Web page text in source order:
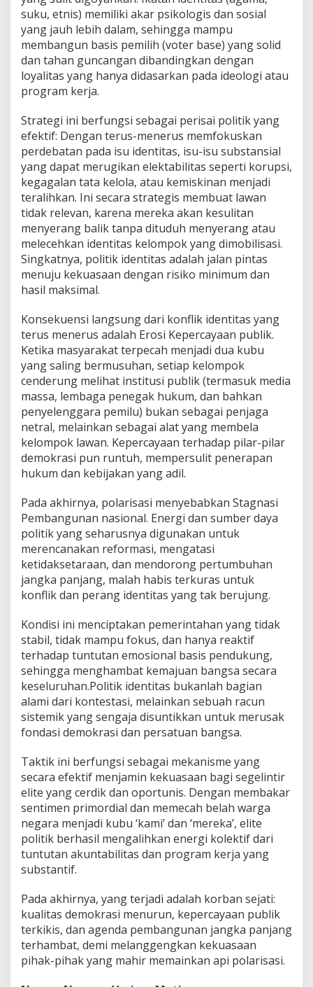
suku, etnis) memiliki akar psikologis dan sosial
yang jauh lebih dalam, sehingga mampu
membangun basis pemilih (voter base) yang solid
dan tahan guncangan dibandingkan dengan
loyalitas yang hanya didasarkan pada ideologi atau
program kerja.
Strategi ini berfungsi sebagai perisai politik yang
efektif: Dengan terus-menerus memfokuskan
perdebatan pada isu identitas, isu-isu substansial
yang dapat merugikan elektabilitas seperti korupsi,
kegagalan tata kelola, atau kemiskinan menjadi
teralihkan. Ini secara strategis membuat lawan
tidak relevan, karena mereka akan kesulitan
menyerang balik tanpa dituduh menyerang atau
melecehkan identitas kelompok yang dimobilisasi.
Singkatnya, politik identitas adalah jalan pintas
menuju kekuasaan dengan risiko minimum dan
hasil maksimal.
Konsekuensi langsung dari konflik identitas yang
terus menerus adalah Erosi Kepercayaan publik.
Ketika masyarakat terpecah menjadi dua kubu
yang saling bermusuhan, setiap kelompok
cenderung melihat institusi publik (termasuk media
massa, lembaga penegak hukum, dan bahkan
penyelenggara pemilu) bukan sebagai penjaga
netral, melainkan sebagai alat yang membela
kelompok lawan. Kepercayaan terhadap pilar-pilar
demokrasi pun runtuh, mempersulit penerapan
hukum dan kebijakan yang adil.
Pada akhirnya, polarisasi menyebabkan Stagnasi
Pembangunan nasional. Energi dan sumber daya
politik yang seharusnya digunakan untuk
merencanakan reformasi, mengatasi
ketidaksetaraan, dan mendorong pertumbuhan
jangka panjang, malah habis terkuras untuk
konflik dan perang identitas yang tak berujung.
Kondisi ini menciptakan pemerintahan yang tidak
stabil, tidak mampu fokus, dan hanya reaktif
terhadap tuntutan emosional basis pendukung,
sehingga menghambat kemajuan bangsa secara
keseluruhan.Politik identitas bukanlah bagian
alami dari kontestasi, melainkan sebuah racun
sistemik yang sengaja disuntikkan untuk merusak
fondasi demokrasi dan persatuan bangsa.
Taktik ini berfungsi sebagai mekanisme yang
secara efektif menjamin kekuasaan bagi segelintir
elite yang cerdik dan oportunis. Dengan membakar
sentimen primordial dan memecah belah warga
negara menjadi kubu ‘kami’ dan ‘mereka’, elite
politik berhasil mengalihkan energi kolektif dari
tuntutan akuntabilitas dan program kerja yang
substantif.
Pada akhirnya, yang terjadi adalah korban sejati:
kualitas demokrasi menurun, kepercayaan publik
terkikis, dan agenda pembangunan jangka panjang
terhambat, demi melanggengkan kekuasaan
pihak-pihak yang mahir memainkan api polarisasi.